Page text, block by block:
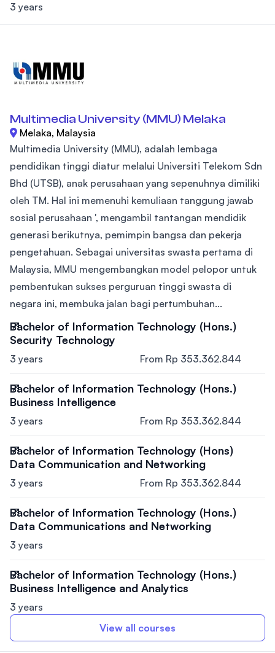
3 years
Multimedia University (MMU) Melaka
Melaka, Malaysia
Multimedia University (MMU), adalah lembaga
pendidikan tinggi diatur melalui Universiti Telekom Sdn
Bhd (UTSB), anak perusahaan yang sepenuhnya dimiliki
oleh TM. Hal ini memenuhi kemuliaan tanggung jawab
sosial perusahaan ', mengambil tantangan mendidik
generasi berikutnya, pemimpin bangsa dan pekerja
pengetahuan. Sebagai universitas swasta pertama di
Malaysia, MMU mengembangkan model pelopor untuk
pembentukan sukses perguruan tinggi swasta di
negara ini, membuka jalan bagi pertumbuhan...
Bachelor of Information Technology (Hons.)
Security Technology
3 years From Rp 353.362.844
Bachelor of Information Technology (Hons.)
Business Intelligence
3 years From Rp 353.362.844
Bachelor of Information Technology (Hons)
Data Communication and Networking
3 years From Rp 353.362.844
Bachelor of Information Technology (Hons.)
Data Communications and Networking
3 years
Bachelor of Information Technology (Hons.)
Business Intelligence and Analytics
3 years
View all courses